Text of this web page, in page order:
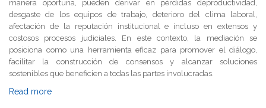
manera oportuna, pueden derivar en pérdidas deproductividad,
desgaste de los equipos de trabajo, deterioro del clima laboral,
afectación de la reputación institucional e incluso en extensos y
costosos procesos judiciales. En este contexto, la mediación se
posiciona como una herramienta eficaz para promover el diálogo,
facilitar la construcción de consensos y alcanzar soluciones
sostenibles que beneficien a todas las partes involucradas.
Read more